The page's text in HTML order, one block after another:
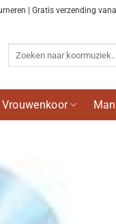
| Gratis verzending
Vrouwenkoor
Voeg
toe aan